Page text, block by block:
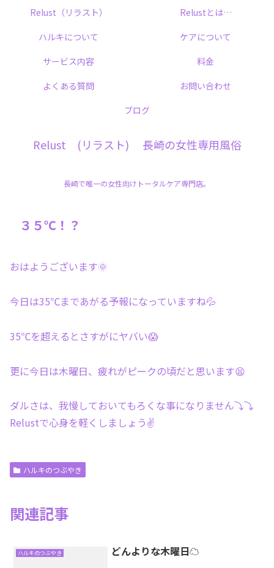
Relust (リラスト) 長崎の女性専用風俗
長崎で唯一の女性向けトータルケア専門店。
Relust（リラスト）
Relustとは…
ハルキについて
ケアについて
サービス内容
料金
よくある質問
お問い合わせ
ブログ
３５℃！？
おはようございます🌞
今日は35℃まであがる予報になっていますね💦
35℃を超えるとさすがにヤバい😱
更に今日は木曜日、疲れがピークの頃だと思います😫
ダルさは、我慢しておいてもろくな事になりません⤵︎⤵︎
Relustで心身を軽くしましょう✌️
ハルキのつぶやき
関連記事
ハルキのつぶやき どんよりな木曜日☁️